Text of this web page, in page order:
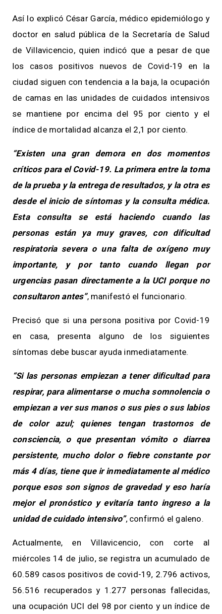
Así lo explicó César García, médico epidemiólogo y
doctor en salud pública de la Secretaría de Salud
de Villavicencio, quien indicó que a pesar de que
los casos positivos nuevos de Covid-19 en la
ciudad siguen con tendencia a la baja, la ocupación
de camas en las unidades de cuidados intensivos
se mantiene por encima del 95 por ciento y el
índice de mortalidad alcanza el 2,1 por ciento.
“Existen una gran demora en dos momentos
críticos para el Covid-19. La primera entre la toma
de la prueba y la entrega de resultados, y la otra es
desde el inicio de síntomas y la consulta médica.
Esta consulta se está haciendo cuando las
personas están ya muy graves, con dificultad
respiratoria severa o una falta de oxígeno muy
importante, y por tanto cuando llegan por
urgencias pasan directamente a la UCI porque no
consultaron antes”, manifestó el funcionario.
Precisó que si una persona positiva por Covid-19
en casa, presenta alguno de los siguientes
síntomas debe buscar ayuda inmediatamente.
“Si las personas empiezan a tener dificultad para
respirar, para alimentarse o mucha somnolencia o
empiezan a ver sus manos o sus pies o sus labios
de color azul; quienes tengan trastornos de
consciencia, o que presentan vómito o diarrea
persistente, mucho dolor o fiebre constante por
más 4 días, tiene que ir inmediatamente al médico
porque esos son signos de gravedad y eso haría
mejor el pronóstico y evitaría tanto ingreso a la
unidad de cuidado intensivo”, confirmó el galeno.
Actualmente, en Villavicencio, con corte al
miércoles 14 de julio, se registra un acumulado de
60.589 casos positivos de covid-19, 2.796 activos,
56.516 recuperados y 1.277 personas fallecidas,
una ocupación UCI del 98 por ciento y un índice de